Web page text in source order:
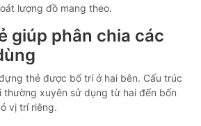
lượng đồ mang theo.
giúp phân chia các
thẻ được bố trí ở hai bên. Cấu trúc
thường xuyên sử dụng từ hai đến bốn
vị trí riêng.